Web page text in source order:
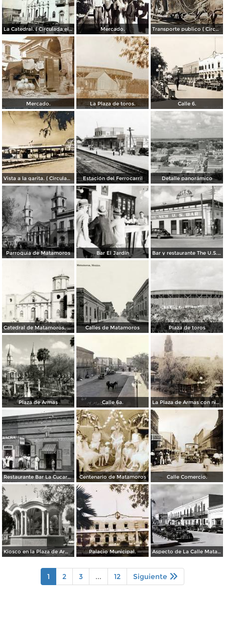
La Catedral. ( Circulada el 6 de Noviembre de 1944 ). Mercado. Transporte publico ( Circulada el 20 de Febrero de 1921 ).
Mercado. La Plaza de toros. Calle 6.
Vista a la garita. ( Circulada el 9 de Julio de 1956 ). Estación del Ferrocarril Detalle panorámico
Parroquia de Matamoros Bar El Jardín Bar y restaurante The U.S. Bar
Catedral de Matamoros, dañada por el huracán del 4 de septiembre de 1933 Calles de Matamoros Plaza de toros
Plaza de Armas Calle 6a. La Plaza de Armas con nieve en los arboles.
Restaurante Bar La Cucaracha ( Circulada el 20 de Febrero de 1948 ). Centenario de Matamoros Calle Comercio.
Kiosco en la Plaza de Armas Palacio Municipal. Aspecto de La Calle Matamoros ( Circulada el 6 de Enero de 1951 ).
1 2 3 ... 12 Siguiente